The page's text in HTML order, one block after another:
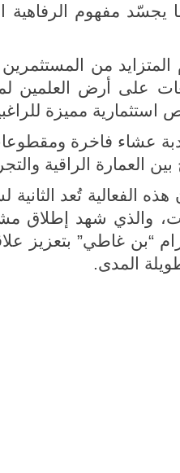
ما يجسّد مفهوم
المتزايد من
على أرض
مميزة
عشاء فاخرة
العمارة الراقية
هذه الفعالية تُعد
والذي شهد
“بن غاطي” بتعزيز
المدى.